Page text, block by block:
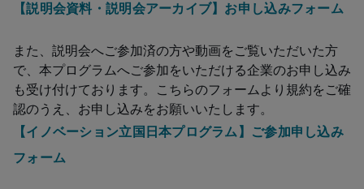
【説明会資料・説明会アーカイブ】お申し込みフォーム
また、説明会へご参加済の方や動画をご覧いただいた方
で、本プログラムへご参加をいただける企業のお申し込み
も受け付けております。こちらのフォームより規約をご確
認のうえ、お申し込みをお願いいたします。
【イノベーション立国日本プログラム】ご参加申し込み
フォーム